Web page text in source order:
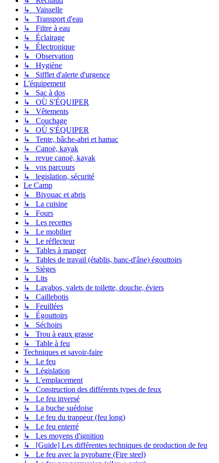
↳ Vaisselle
↳ Transport d'eau
↳ Filtre à eau
↳ Éclairage
↳ Électronique
↳ Observation
↳ Hygiène
↳ Sifflet d'alerte d'urgence
L'équipement
↳ Sac à dos
↳ OÙ S'ÉQUIPER
↳ Vêtements
↳ Couchage
↳ OÙ S'ÉQUIPER
↳ Tente, bâche-abri et hamac
↳ Canoë, kayak
↳ revue canoë, kayak
↳ vos parcours
↳ legislation, sécurité
Le Camp
↳ Bivouac et abris
↳ La cuisine
↳ Fours
↳ Les recettes
↳ Le mobilier
↳ Le réflecteur
↳ Tables à manger
↳ Tables de travail (établis, banc-d'âne) égouttoirs
↳ Sièges
↳ Lits
↳ Lavabos, valets de toilette, douche, éviers
↳ Caillebotis
↳ Feuillées
↳ Égouttoirs
↳ Séchoirs
↳ Trou à eaux grasse
↳ Table à feu
Techniques et savoir-faire
↳ Le feu
↳ Législation
↳ L'emplacement
↳ Construction des différents types de feux
↳ Le feu inversé
↳ La buche suédoise
↳ Le feu du trappeur (feu long)
↳ Le feu enterré
↳ Les moyens d'ignition
↳ [Guide] Les différentes techniques de production de feu
↳ Le feu avec la pyrobarre (Fire steel)